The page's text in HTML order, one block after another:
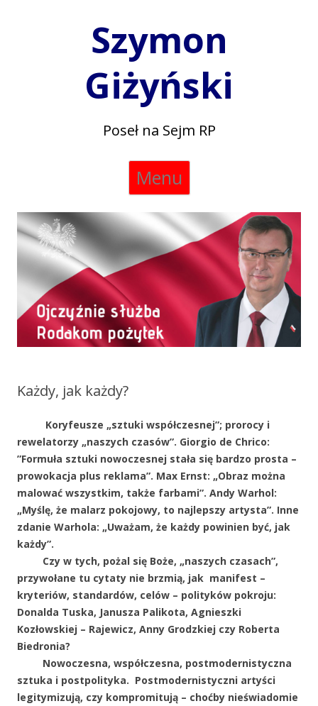
Szymon
Giżyński
Poseł na Sejm RP
Menu
Skip
Każdy, jak każdy?
Koryfeusze „sztuki współczesnej”; prorocy i
rewelatorzy „naszych czasów”. Giorgio de Chrico:
”Formuła sztuki nowoczesnej stała się bardzo prosta –
prowokacja plus reklama”. Max Ernst: „Obraz można
malować wszystkim, także farbami”. Andy Warhol:
„Myślę, że malarz pokojowy, to najlepszy artysta”. Inne
zdanie Warhola: „Uważam, że każdy powinien być, jak
każdy”.
Czy w tych, pożal się Boże, „naszych czasach”,
przywołane tu cytaty nie brzmią, jak manifest –
kryteriów, standardów, celów – polityków pokroju:
Donalda Tuska, Janusza Palikota, Agnieszki
Kozłowskiej – Rajewicz, Anny Grodzkiej czy Roberta
Biedronia?
Nowoczesna, współczesna, postmodernistyczna
sztuka i postpolityka. Postmodernistyczni artyści
legitymizują, czy kompromitują – choćby nieświadomie